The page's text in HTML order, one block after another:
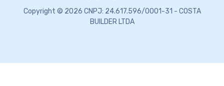
Copyright © 2026 CNPJ: 24.617.596/0001-31 - COSTA
BUILDER LTDA